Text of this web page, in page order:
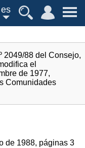
es
2049/88 del Consejo,
el
de 1977,
Comunidades
de 1988, páginas 3